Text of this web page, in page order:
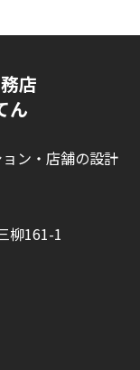
店
ん
ン・店舗の設計
柳161-1